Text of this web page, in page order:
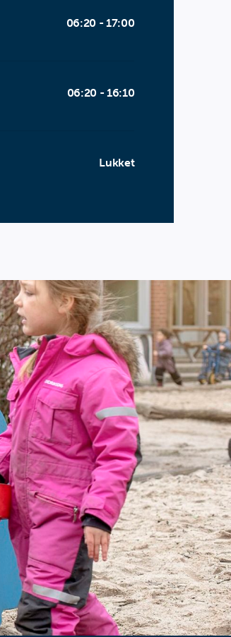
06:20 - 17:00
06:20 - 16:10
Lukket